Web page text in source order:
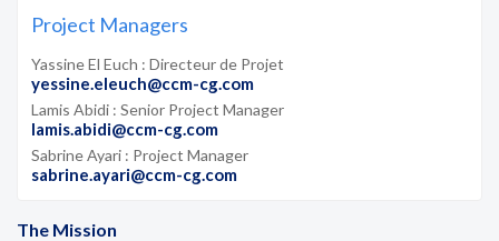
The Mission
Project Managers
Yassine El Euch : Directeur de Projet
yessine.eleuch@ccm-cg.com
Lamis Abidi : Senior Project Manager
lamis.abidi@ccm-cg.com
Sabrine Ayari : Project Manager
sabrine.ayari@ccm-cg.com